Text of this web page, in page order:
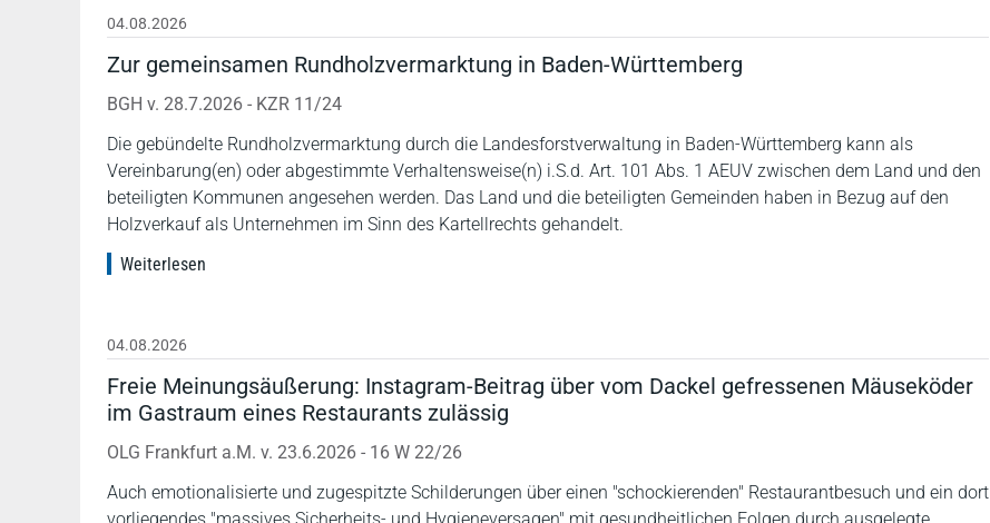
04.08.2026
Zur gemeinsamen Rundholzvermarktung in Baden-Württemberg
BGH v. 28.7.2026 - KZR 11/24
Die gebündelte Rundholzvermarktung durch die Landesforstverwaltung in Baden-Württemberg kann als
Vereinbarung(en) oder abgestimmte Verhaltensweise(n) i.S.d. Art. 101 Abs. 1 AEUV zwischen dem Land und den
beteiligten Kommunen angesehen werden. Das Land und die beteiligten Gemeinden haben in Bezug auf den
Holzverkauf als Unternehmen im Sinn des Kartellrechts gehandelt.
Weiterlesen
04.08.2026
Freie Meinungsäußerung: Instagram-Beitrag über vom Dackel gefressenen Mäuseköder
im Gastraum eines Restaurants zulässig
OLG Frankfurt a.M. v. 23.6.2026 - 16 W 22/26
Auch emotionalisierte und zugespitzte Schilderungen über einen "schockierenden" Restaurantbesuch und ein dort
vorliegendes "massives Sicherheits- und Hygieneversagen" mit gesundheitlichen Folgen durch ausgelegte